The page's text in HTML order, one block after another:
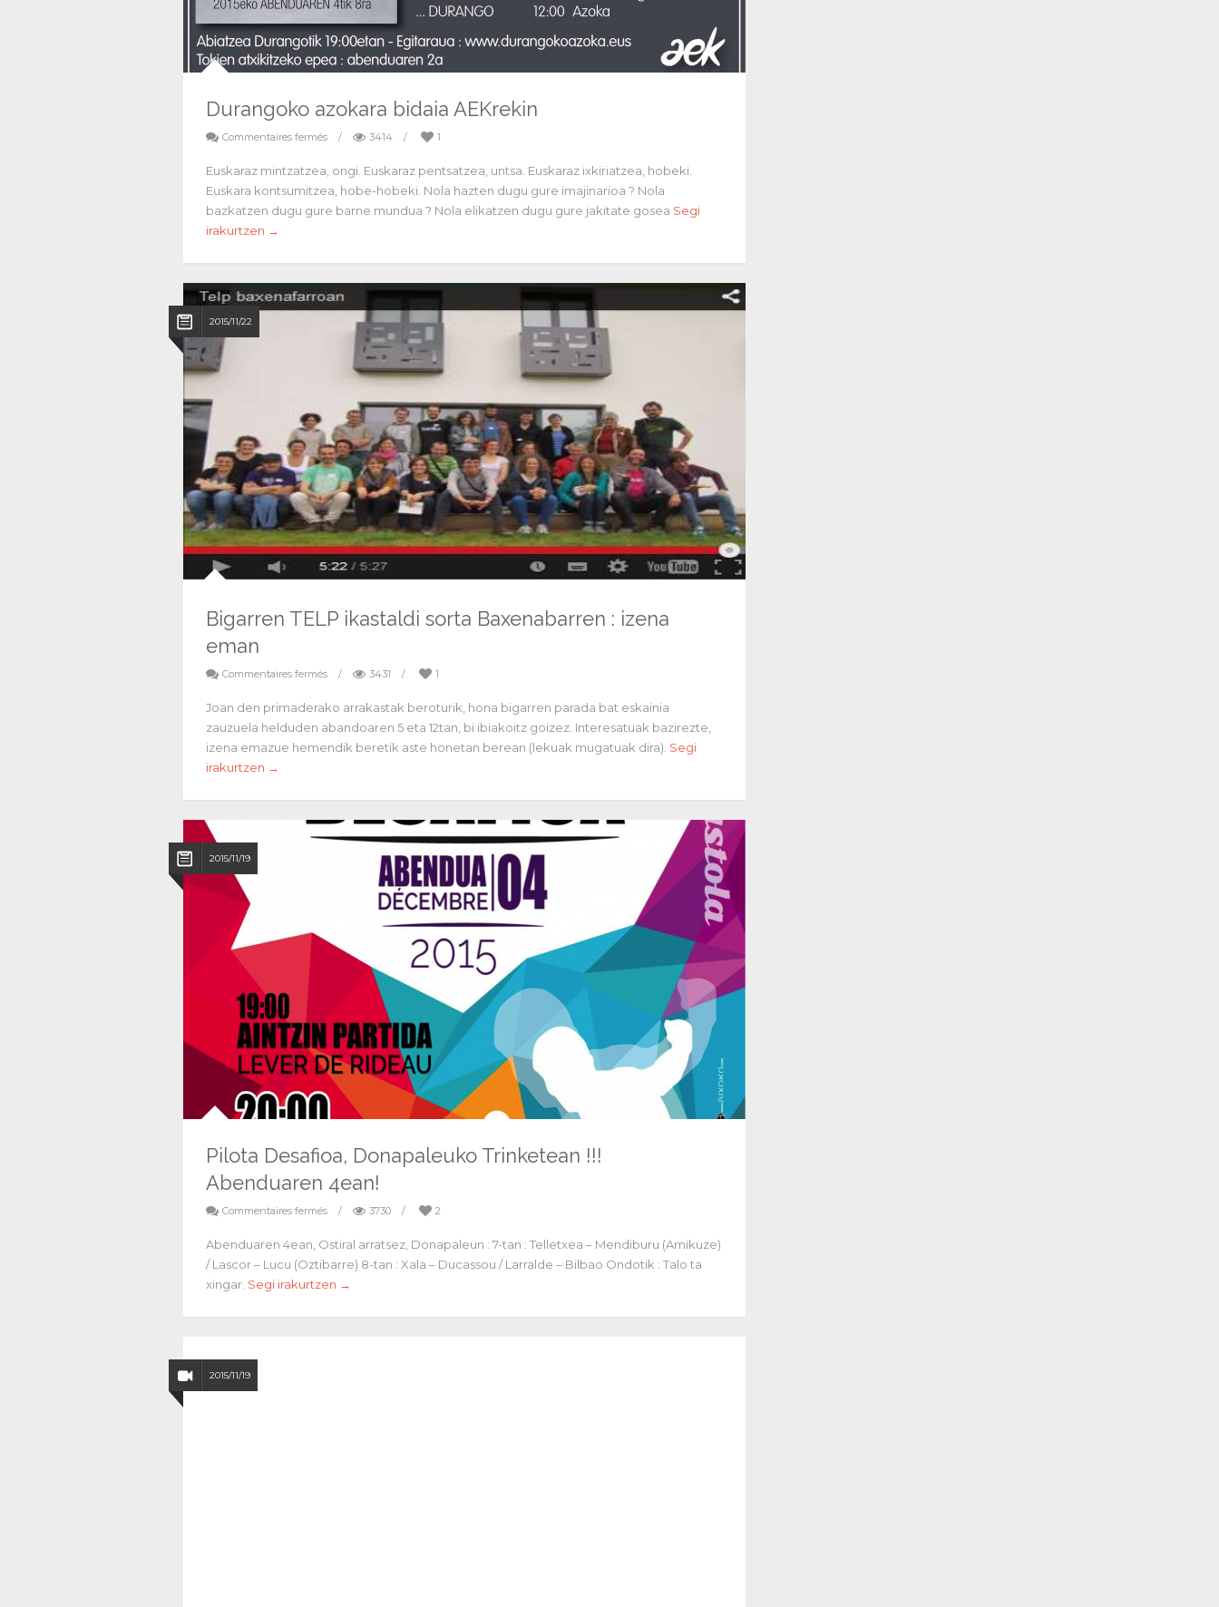
Durangoko azokara bidaia AEKrekin
Commentaires fermés / 3414 / 1
Euskaraz mintzatzea, ongi. Euskaraz pentsatzea, untsa. Euskaraz ixkiriatzea, hobeki.
Euskara kontsumitzea, hobe-hobeki. Nola hazten dugu gure imajinarioa ? Nola
bazkatzen dugu gure barne mundua ? Nola elikatzen dugu gure jakitate gosea Segi
irakurtzen →
2015/11/22
Bigarren TELP ikastaldi sorta Baxenabarren : izena
eman
Commentaires fermés / 3431 / 1
Joan den primaderako arrakastak beroturik, hona bigarren parada bat eskainia
zauzuela helduden abandoaren 5 eta 12tan, bi ibiakoitz goizez. Interesatuak bazirezte,
izena emazue hemendik beretik aste honetan berean (lekuak mugatuak dira). Segi
irakurtzen →
2015/11/19
Pilota Desafioa, Donapaleuko Trinketean !!!
Abenduaren 4ean!
Commentaires fermés / 3730 / 2
Abenduaren 4ean, Ostiral arratsez, Donapaleun : 7-tan : Telletxea – Mendiburu (Amikuze)
/ Lascor – Lucu (Oztibarre) 8-tan : Xala – Ducassou / Larralde – Bilbao Ondotik : Talo ta
xingar. Segi irakurtzen →
2015/11/19